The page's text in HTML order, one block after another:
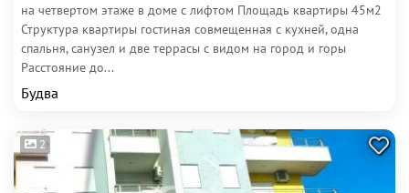
на четвертом этаже в доме с лифтом Площадь квартиры 45м2
Структура квартиры гостиная совмещенная с кухней, одна
спальня, санузел и две террасы с видом на город и горы
Расстояние до...
Будва
2